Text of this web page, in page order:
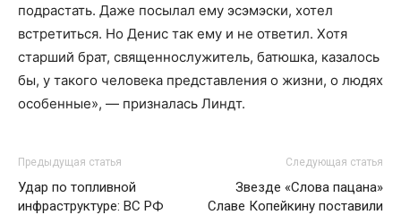
подрастать. Даже посылал ему эсэмэски, хотел
встретиться. Но Денис так ему и не ответил. Хотя
старший брат, священнослужитель, батюшка, казалось
бы, у такого человека представления о жизни, о людях
особенные», — призналась Линдт.
Предыдущая статья
Удар по топливной
инфраструктуре: ВС РФ
Следующая статья
Звезде «Слова пацана»
Славе Копейкину поставили